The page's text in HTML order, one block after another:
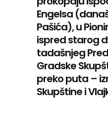
Engelsa
Pašića), u
ispred starog
tadašnjeg
Gradske
preko puta –
Skupštine i